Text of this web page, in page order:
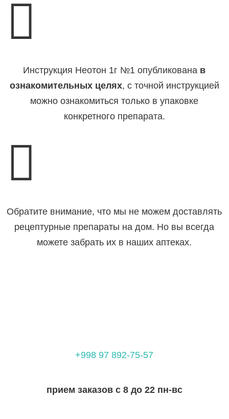

Инструкция Неотон 1г №1 опубликована в
ознакомительных целях, с точной инструкцией
можно ознакомиться только в упаковке
конкретного препарата.

Обратите внимание, что мы не можем доставлять
рецептурные препараты на дом. Но вы всегда
можете забрать их в наших аптеках.
+998 97 892-75-57
прием заказов с 8 до 22 пн-вс